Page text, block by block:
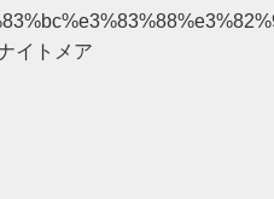
イトメア